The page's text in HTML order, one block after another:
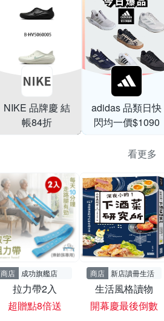
NIKE 品牌慶 結
帳84折
adidas 品類日快
閃均一價$1090
看更多
商店 成功旗艦店
拉力帶2入
超贈點8倍送
商店 新店讀冊生活
生活風格讀物
開幕慶最後倒數